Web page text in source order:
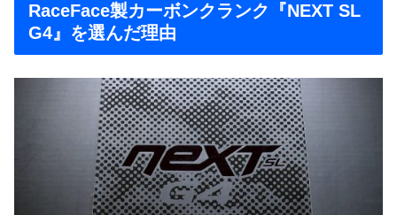
RaceFace製カーボンクランク『NEXT SL
G4』を選んだ理由